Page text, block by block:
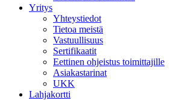
Yritys
Yhteystiedot
Tietoa meistä
Vastuullisuus
Sertifikaatit
Eettinen ohjeistus toimittajille
Asiakastarinat
UKK
Lahjakortti